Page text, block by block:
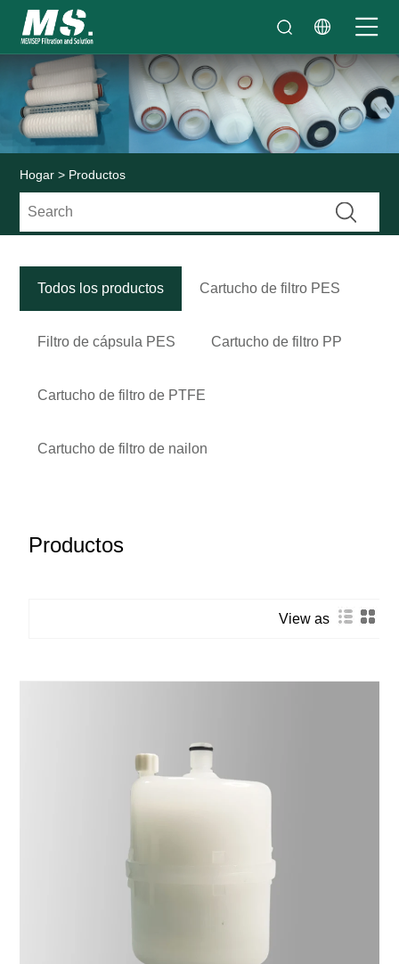
Hogar > Productos
Todos los productos Cartucho de filtro PES
Filtro de cápsula PES Cartucho de filtro PP
Cartucho de filtro de PTFE
Cartucho de filtro de nailon
Productos
View as